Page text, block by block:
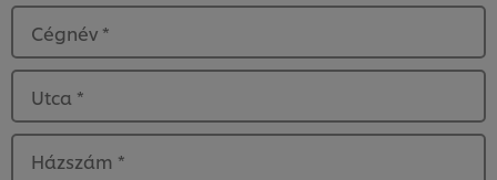
Cégnév *
Utca *
Házszám *